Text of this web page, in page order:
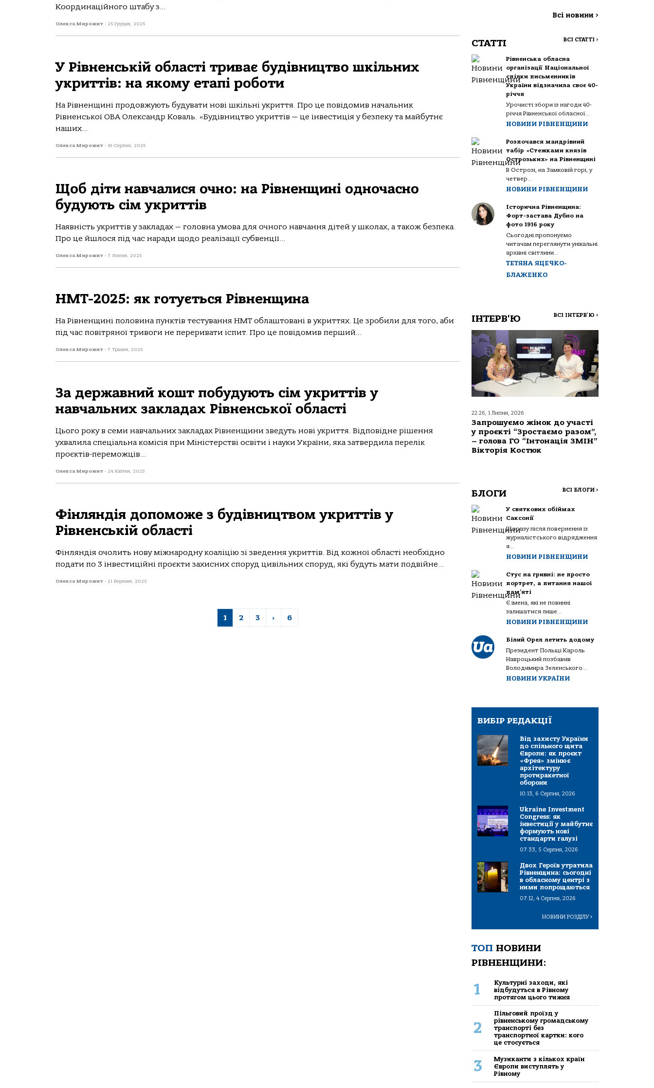
Координаційного штабу з...
Олекса Мирожит - 25 Грудня, 2025
У Рівненській області триває будівництво шкільних
укриттів: на якому етапі роботи
На Рівненщині продовжують будувати нові шкільні укриття. Про це повідомив начальник
Рівненської ОВА Олександр Коваль. «Будівництво укриттів — це інвестиція у безпеку та майбутнє
наших...
Олекса Мирожит - 19 Серпня, 2025
Щоб діти навчалися очно: на Рівненщині одночасно
будують сім укриттів
Наявність укриттів у закладах — головна умова для очного навчання дітей у школах, а також безпека.
Про це йшлося під час наради щодо реалізації субвенції...
Олекса Мирожит - 7 Липня, 2025
НМТ-2025: як готується Рівненщина
На Рівненщині половина пунктів тестування НМТ облаштовані в укриттях. Це зробили для того, аби
під час повітряної тривоги не переривати іспит. Про це повідомив перший...
Олекса Мирожит - 7 Травня, 2025
За державний кошт побудують сім укриттів у
навчальних закладах Рівненської області
Цього року в семи навчальних закладах Рівненщини зведуть нові укриття. Відповідне рішення
ухвалила спеціальна комісія при Міністерстві освіти і науки України, яка затвердила перелік
проєктів-переможців...
Олекса Мирожит - 24 Квітня, 2025
Фінляндія допоможе з будівництвом укриттів у
Рівненській області
Фінляндія очолить нову міжнародну коаліцію зі зведення укриттів. Від кожної області необхідно
подати по 3 інвестиційні проєкти захисних споруд цивільних споруд, які будуть мати подвійне...
Олекса Мирожит - 21 Березня, 2025
1 2 3 › 6
Всі новини >
СТАТТІ ВСІ СТАТТІ >
Рівненська обласна
організації Національної
спілки письменників
України відзначила своє 40-
річчя
Урочисті збори із нагоди 40-
річчя Рівненської обласної...
НОВИНИ РІВНЕНЩИНИ
Розпочався мандрівний
табір «Стежками князів
Острозьких» на Рівненщині
В Острозі, на Замковій горі, у
четвер...
НОВИНИ РІВНЕНЩИНИ
Історична Рівненщина:
Форт-застава Дубно на
фото 1916 року
Сьогодні пропонуємо
читачам переглянути унікальні
архівні світлини...
ТЕТЯНА ЯЦЕЧКО-
БЛАЖЕНКО
ІНТЕРВ'Ю ВСІ ІНТЕРВ'Ю >
22:26, 1 Липня, 2026
Запрошуємо жінок до участі
у проєкті “Зростаємо разом”,
– голова ГО “Інтонація ЗМІН”
Вікторія Костюк
БЛОГИ ВСІ БЛОГИ >
У святкових обіймах
Саксонії
Щоразу після повернення із
журналістського відрядження
я...
НОВИНИ РІВНЕНЩИНИ
Стус на гривні: не просто
портрет, а питання нашої
пам’яті
Є імена, які не повинні
залишатися лише...
НОВИНИ РІВНЕНЩИНИ
Білий Орел летить додому
Президент Польщі Кароль
Навроцький позбавив
Володимира Зеленського...
НОВИНИ УКРАЇНИ
ВИБІР РЕДАКЦІЇ
Від захисту України
до спільного щита
Європи: як проєкт
«Фрея» змінює
архітектуру
протиракетної
оборони
10:13, 6 Серпня, 2026
Ukraine Investment
Congress: як
інвестиції у майбутнє
формують нові
стандарти галузі
07:33, 5 Серпня, 2026
Двох Героїв утратила
Рівненщина: сьогодні
в обласному центрі з
ними попрощаються
07:12, 4 Серпня, 2026
НОВИНИ РОЗДІЛУ>
ТОП НОВИНИ
РІВНЕНЩИНИ:
1
Культурні заходи, які
відбудуться в Рівному
протягом цього тижня
2
Пільговий проїзд у
рівненському громадському
транспорті без
транспортної картки: кого
це стосується
3
Музиканти з кількох країн
Європи виступлять у
Рівному